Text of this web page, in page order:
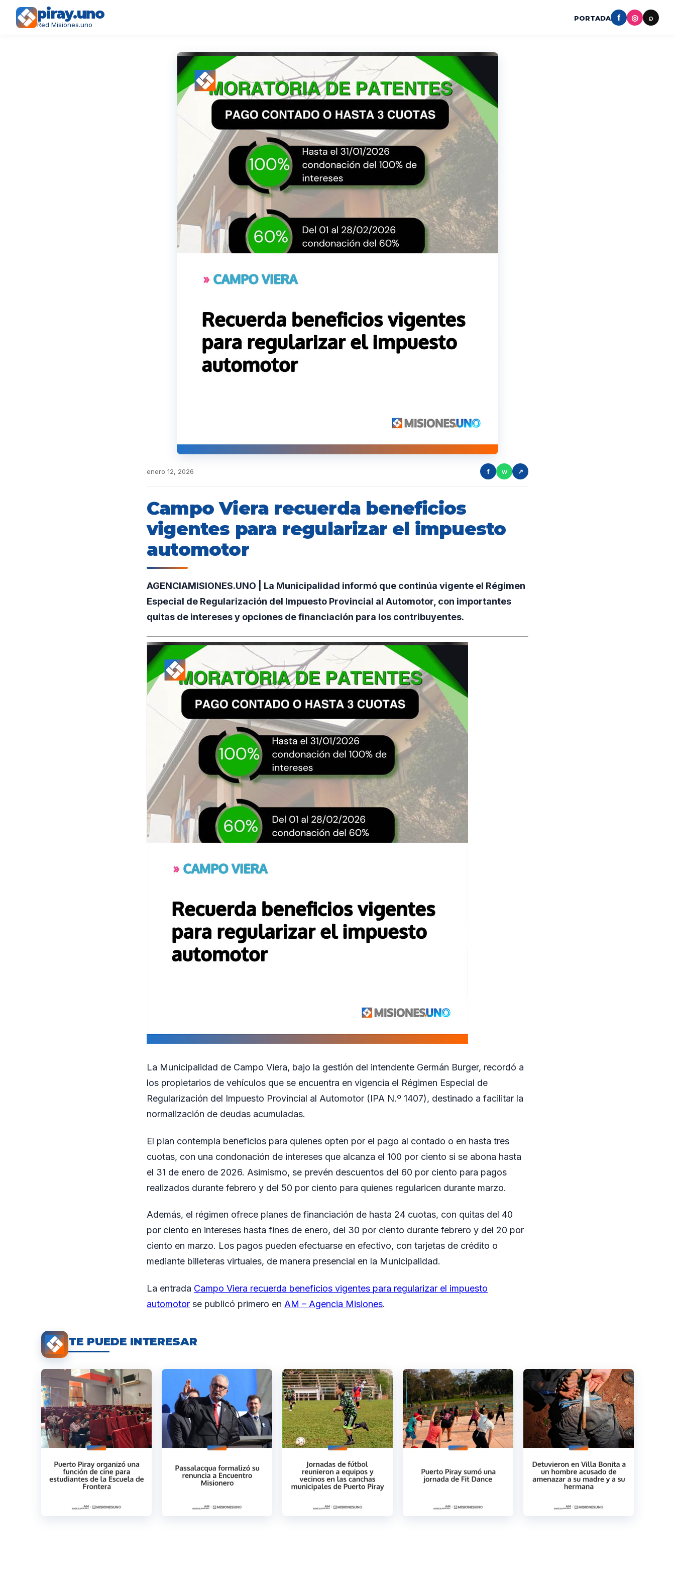
piray.uno
Red Misiones.uno
PORTADA f ◎ ⌕
enero 12, 2026 f w ↗
Campo Viera recuerda beneficios
vigentes para regularizar el impuesto
automotor
AGENCIAMISIONES.UNO | La Municipalidad informó que continúa vigente el Régimen
Especial de Regularización del Impuesto Provincial al Automotor, con importantes
quitas de intereses y opciones de financiación para los contribuyentes.
La Municipalidad de Campo Viera, bajo la gestión del intendente Germán Burger, recordó a
los propietarios de vehículos que se encuentra en vigencia el Régimen Especial de
Regularización del Impuesto Provincial al Automotor (IPA N.º 1407), destinado a facilitar la
normalización de deudas acumuladas.
El plan contempla beneficios para quienes opten por el pago al contado o en hasta tres
cuotas, con una condonación de intereses que alcanza el 100 por ciento si se abona hasta
el 31 de enero de 2026. Asimismo, se prevén descuentos del 60 por ciento para pagos
realizados durante febrero y del 50 por ciento para quienes regularicen durante marzo.
Además, el régimen ofrece planes de financiación de hasta 24 cuotas, con quitas del 40
por ciento en intereses hasta fines de enero, del 30 por ciento durante febrero y del 20 por
ciento en marzo. Los pagos pueden efectuarse en efectivo, con tarjetas de crédito o
mediante billeteras virtuales, de manera presencial en la Municipalidad.
La entrada Campo Viera recuerda beneficios vigentes para regularizar el impuesto
automotor se publicó primero en AM – Agencia Misiones.
TE PUEDE INTERESAR